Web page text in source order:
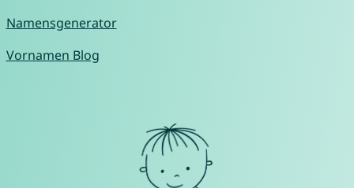
Namensgenerator
Vornamen Blog